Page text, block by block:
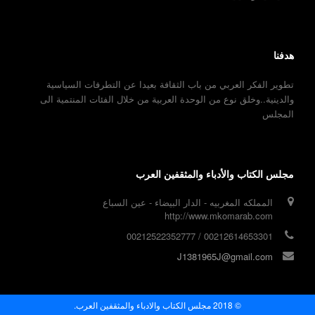
هدفنا
تطوير الفكر العربي من باب الثقافة بعيدا عن التطرفات السياسية
والدينية..وخلق نوع من الوحدة العربية من خلال الفئات المنتمية الى
المجلس
مجلس الكتاب والأدباء والمثقفين العرب
المملكه المغربيه - الدار البيضاء - عين السباع
http://www.mkomarab.com
00212614653301 / 00212522352777
J1381965J@gmail.com
© 2018 مجلس الكتاب والادباء والمثقفين العرب.